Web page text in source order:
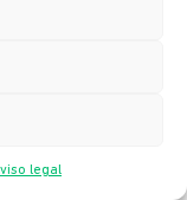
legal